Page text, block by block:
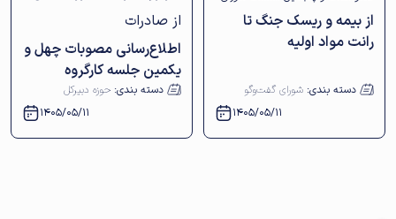
گفت‌وگوی دولت و بخش خصوصی
استان اصفهان برگزار شد
از بیمه و ریسک جنگ تا
رانت مواد اولیه
دسته بندی: شورای گفت‌وگو
1405/05/11
اطلاع‌رسانی مصوبات چهل و
یکمین جلسه کارگروه
بازگشت ارز حاصل از
دسته بندی: حوزه دبیرکل
1405/05/11